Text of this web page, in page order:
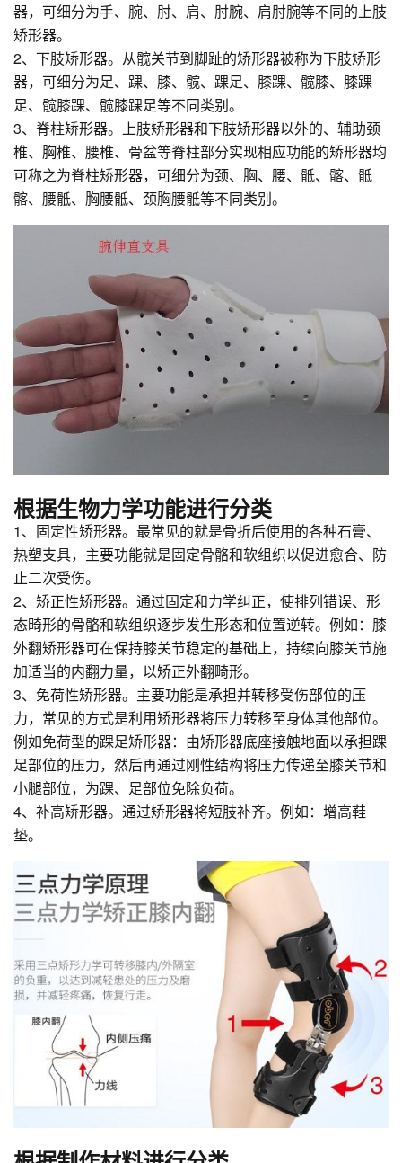
器，可细分为手、腕、肘、肩、肘腕、肩肘腕等不同的上肢
矫形器。
2、下肢矫形器。从髋关节到脚趾的矫形器被称为下肢矫形
器，可细分为足、踝、膝、髋、踝足、膝踝、髋膝、膝踝
足、髋膝踝、髋膝踝足等不同类别。
3、脊柱矫形器。上肢矫形器和下肢矫形器以外的、辅助颈
椎、胸椎、腰椎、骨盆等脊柱部分实现相应功能的矫形器均
可称之为脊柱矫形器，可细分为颈、胸、腰、骶、髂、骶
髂、腰骶、胸腰骶、颈胸腰骶等不同类别。
根据生物力学功能进行分类
1、固定性矫形器。最常见的就是骨折后使用的各种石膏、
热塑支具，主要功能就是固定骨骼和软组织以促进愈合、防
止二次受伤。
2、矫正性矫形器。通过固定和力学纠正，使排列错误、形
态畸形的骨骼和软组织逐步发生形态和位置逆转。例如：膝
外翻矫形器可在保持膝关节稳定的基础上，持续向膝关节施
加适当的内翻力量，以矫正外翻畸形。
3、免荷性矫形器。主要功能是承担并转移受伤部位的压
力，常见的方式是利用矫形器将压力转移至身体其他部位。
例如免荷型的踝足矫形器：由矫形器底座接触地面以承担踝
足部位的压力，然后再通过刚性结构将压力传递至膝关节和
小腿部位，为踝、足部位免除负荷。
4、补高矫形器。通过矫形器将短肢补齐。例如：增高鞋
垫。